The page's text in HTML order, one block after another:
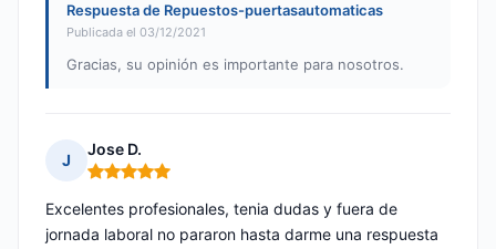
Respuesta de Repuestos-puertasautomaticas
Publicada el 03/12/2021
Gracias, su opinión es importante para nosotros.
J
Jose D.
Nota: 5 de 5
Excelentes profesionales, tenia dudas y fuera de
jornada laboral no pararon hasta darme una respuesta